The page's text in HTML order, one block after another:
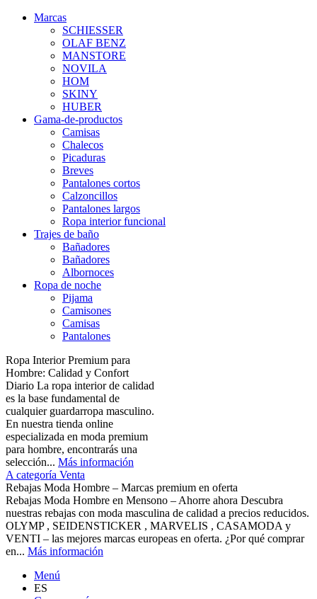
Marcas
SCHIESSER
OLAF BENZ
MANSTORE
NOVILA
HOM
SKINY
HUBER
Gama-de-productos
Camisas
Chalecos
Picaduras
Breves
Pantalones cortos
Calzoncillos
Pantalones largos
Ropa interior funcional
Trajes de baño
Bañadores
Bañadores
Albornoces
Ropa de noche
Pijama
Camisones
Camisas
Pantalones
Ropa Interior Premium para
Hombre: Calidad y Confort
Diario La ropa interior de calidad
es la base fundamental de
cualquier guardarropa masculino.
En nuestra tienda online
especializada en moda premium
para hombre, encontrarás una
selección... Más información
A categoría Venta
Rebajas Moda Hombre – Marcas premium en oferta
Rebajas Moda Hombre en Mensono – Ahorre ahora Descubra
nuestras rebajas con moda masculina de calidad a precios reducidos.
OLYMP , SEIDENSTICKER , MARVELIS , CASAMODA y
VENTI – las mejores marcas europeas en oferta. ¿Por qué comprar
en... Más información
Menú
ES